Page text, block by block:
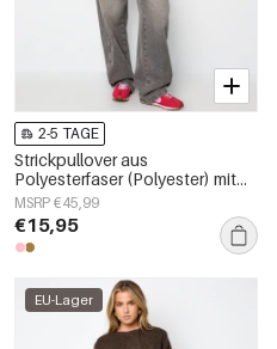
2-5 TAGE
Strickpullover aus
Polyesterfaser (Polyester) mit
Streifen, Herbst-/Winterkleidung
MSRP €45,99
€15,95
EU-Lager